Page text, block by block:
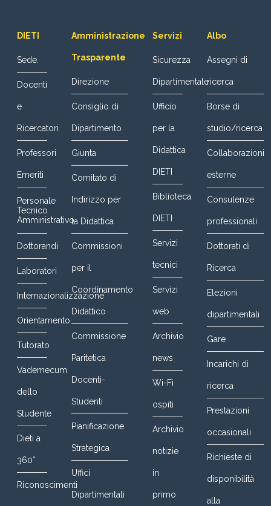
DIETI
Sede.
Docenti
e
Ricercatori
Professori
Emeriti
Personale
Tecnico
Amministrativo
Dottorandi
Laboratori
Internazionalizzazione
Orientamento
Tutorato
Vademecum
dello
Studente
Dieti a
360°
Riconoscimenti
Amministrazione
Trasparente
Direzione
Consiglio di
Dipartimento
Giunta
Comitato di
Indirizzo per
la Didattica
Commissioni
per il
Coordinamento
Didattico
Commissione
Paritetica
Docenti-
Studenti
Pianificazione
Strategica
Uffici
Dipartimentali
Servizi
Sicurezza
Dipartimentale
Ufficio
per la
Didattica
DIETI
Biblioteca
DIETI
Servizi
tecnici
Servizi
web
Archivio
news
Wi-Fi
ospiti
Archivio
notizie
in
primo
Albo
Assegni di
ricerca
Borse di
studio/ricerca
Collaborazioni
esterne
Consulenze
professionali
Dottorati di
Ricerca
Elezioni
dipartimentali
Gare
Incarichi di
ricerca
Prestazioni
occasionali
Richieste di
disponibilità
alla